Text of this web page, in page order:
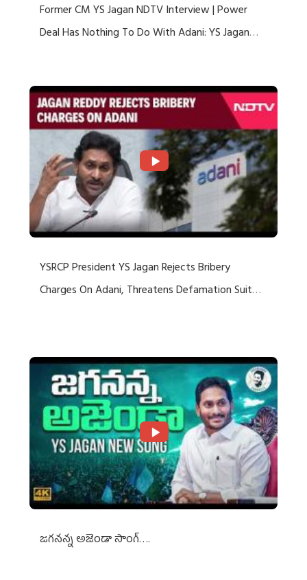
Former CM YS Jagan NDTV Interview | Power
Deal Has Nothing To Do With Adani: YS Jagan
YSRCP President YS Jagan Rejects Bribery
Charges On Adani, Threatens Defamation Suit
జగనన్న అజెండా సాంగ్….